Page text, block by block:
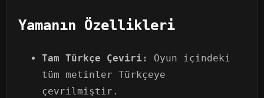
Yamanın Özellikleri
Tam Türkçe Çeviri:
Oyun içindeki
tüm metinler Türkçeye
çevrilmiştir.